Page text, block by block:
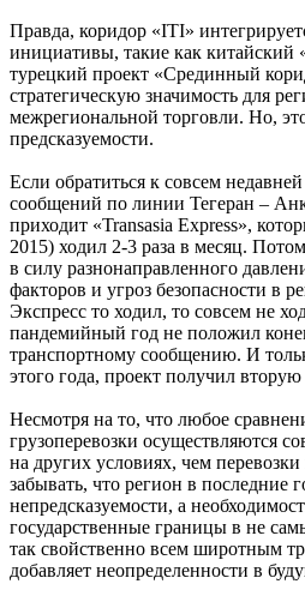
Правда, коридор «ITI»
инициативы, такие как китайский
турецкий проект «Срединный
стратегическую значимость для
межрегиональной торговли. Но,
предсказуемости.
Если обратиться к совсем
сообщений по линии Тегеран –
приходит «Transasia Express»,
2015) ходил 2-3 раза в месяц.
в силу разнонаправленного
факторов и угроз безопасности в
Экспресс то ходил, то совсем не
пандемийный год не положил
транспортному сообщению. И
этого года, проект получил
Несмотря на то, что любое
грузоперевозки осуществляются
на других условиях, чем
забывать, что регион в последние
непредсказуемости, а
государственные границы в не
так свойственно всем широтным
добавляет неопределенности в